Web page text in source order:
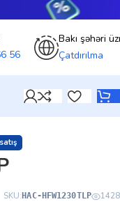
56
Bakı şəhəri
Çatdırılma
SKU:HAC-HFW1230TLP 1428